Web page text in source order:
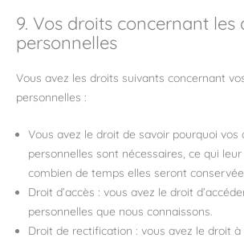
9. Vos droits concernant les
personnelles
Vous avez les droits suivants concernant
personnelles :
Vous avez le droit de savoir pourquoi vos
personnelles sont nécessaires, ce qui
combien de temps elles seront
Droit d’accès : vous avez le droit
personnelles que nous connaissons.
Droit de rectification : vous avez le droit